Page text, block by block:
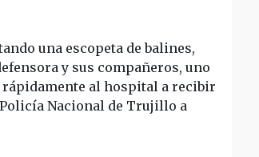
una escopeta de balines,
y sus compañeros, uno
rápidamente al hospital a recibir
Nacional de Trujillo a